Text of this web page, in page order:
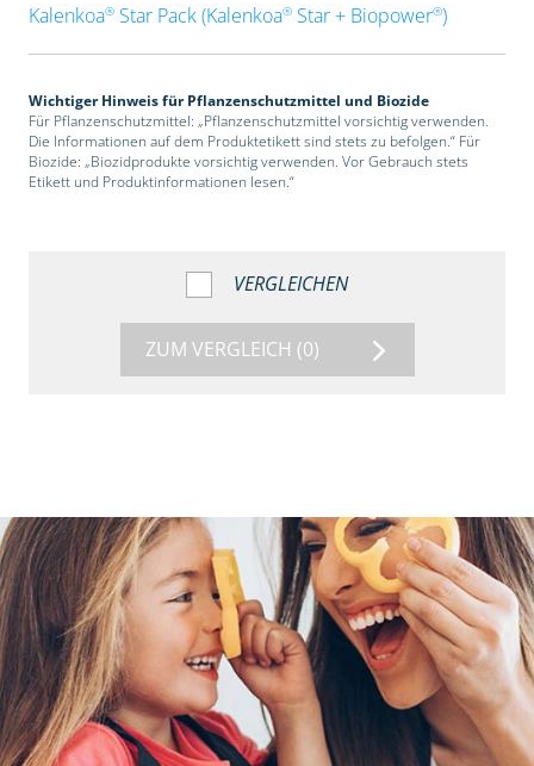
Kalenkoa®Star Pack (Kalenkoa®Star + Biopower®)
Wichtiger Hinweis für Pflanzenschutzmittel und Biozide
Für Pflanzenschutzmittel: „Pflanzenschutzmittel vorsichtig verwenden.
Die Informationen auf dem Produktetikett sind stets zu befolgen.“ Für
Biozide: „Biozidprodukte vorsichtig verwenden. Vor Gebrauch stets
Etikett und Produktinformationen lesen.“
VERGLEICHEN
ZUM VERGLEICH (0)